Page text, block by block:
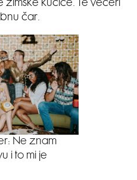
kućice. Te večeri
čar.
Ne znam
i to mi je